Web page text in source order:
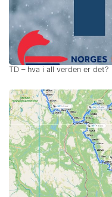
TD – hva i all verden er det?